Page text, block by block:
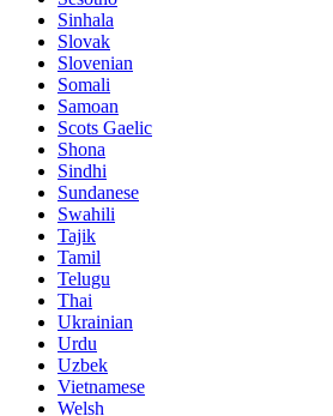
Sinhala
Slovak
Slovenian
Somali
Samoan
Scots Gaelic
Shona
Sindhi
Sundanese
Swahili
Tajik
Tamil
Telugu
Thai
Ukrainian
Urdu
Uzbek
Vietnamese
Welsh